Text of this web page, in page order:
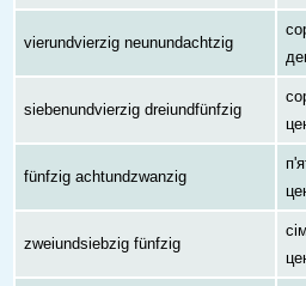
vierundvierzig neunundachtzig
siebenundvierzig dreiundfünfzig
fünfzig achtundzwanzig
zweiundsiebzig fünfzig